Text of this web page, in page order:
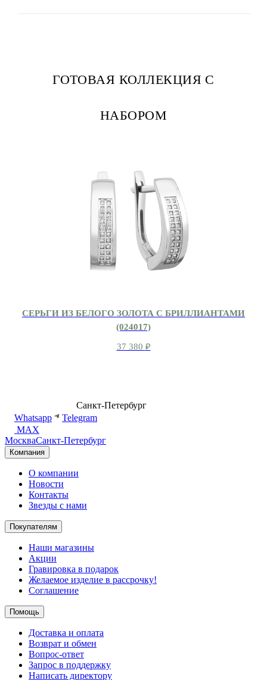
ГОТОВАЯ КОЛЛЕКЦИЯ С
НАБОРОМ
СЕРЬГИ ИЗ БЕЛОГО ЗОЛОТА С БРИЛЛИАНТАМИ
(024017)
37 380 ₽
Санкт-Петербург
Whatsapp
Telegram
MAX
МоскваСанкт-Петербург
Компания
О компании
Новости
Контакты
Звезды с нами
Покупателям
Наши магазины
Акции
Гравировка в подарок
Желаемое изделие в рассрочку!
Соглашение
Помощь
Доставка и оплата
Возврат и обмен
Вопрос-ответ
Запрос в поддержку
Написать директору